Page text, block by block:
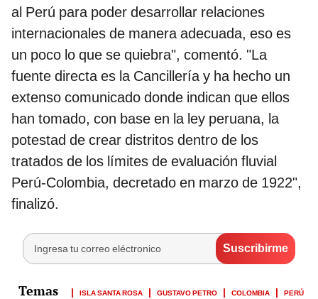
al Perú para poder desarrollar relaciones
internacionales de manera adecuada, eso es
un poco lo que se quiebra", comentó. "La
fuente directa es la Cancillería y ha hecho un
extenso comunicado donde indican que ellos
han tomado, con base en la ley peruana, la
potestad de crear distritos dentro de los
tratados de los límites de evaluación fluvial
Perú-Colombia, decretado en marzo de 1922",
finalizó.
ISLA SANTA ROSA GUSTAVO PETRO COLOMBIA PERÚ